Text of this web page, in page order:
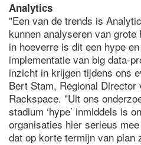
Analytics
"Een van de trends is
kunnen analyseren van
in hoeverre is dit een hype
implementatie van big data-
inzicht in krijgen tijdens ons
Bert Stam, Regional
Rackspace. "Uit ons
stadium ‘hype’ inmiddels is
organisaties hier serieus
dat op korte termijn van plan